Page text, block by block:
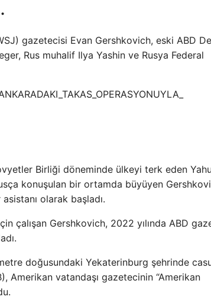
gazetecisi Evan Gershkovich, eski ABD
Rus muhalif Ilya Yashin ve Rusya Federal
Birliği döneminde ülkeyi terk eden
konuşulan bir ortamda büyüyen
olarak başladı.
çalışan Gershkovich, 2022 yılında ABD
doğusundaki Yekaterinburg şehrinde
Amerikan vatandaşı gazetecinin “Amerikan